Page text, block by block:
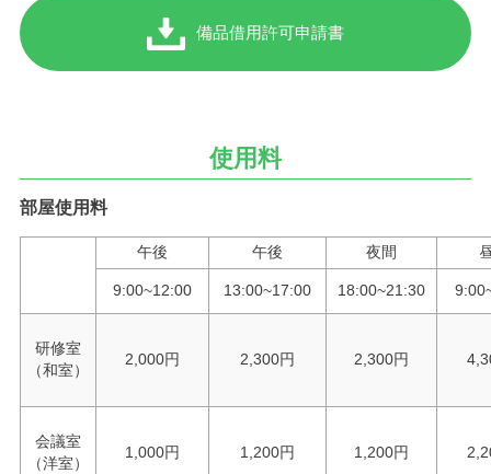
備品借用許可申請書
使用料
部屋使用料
午後 午後 夜間
9:00~12:00 13:00~17:00 18:00~21:30
研修室
（和室）
2,000円 2,300円 2,300円
会議室
（洋室）
1,000円 1,200円 1,200円